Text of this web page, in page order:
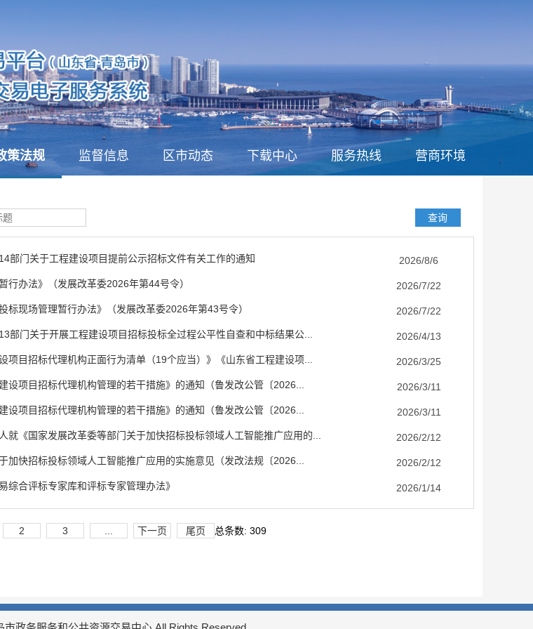
策法规 监督信息 区市动态 下载中心 服务热线 营商环境
部门关于工程建设项目提前公示招标文件有关工作的通知 2026/8/6
行办法》（发展改革委2026年第44号令） 2026/7/22
标现场管理暂行办法》（发展改革委2026年第43号令） 2026/7/22
部门关于开展工程建设项目招标投标全过程公平性自查和中标结果公... 2026/4/13
项目招标代理机构正面行为清单（19个应当）》《山东省工程建设项... 2026/3/25
设项目招标代理机构管理的若干措施》的通知（鲁发改公管〔2026... 2026/3/11
设项目招标代理机构管理的若干措施》的通知（鲁发改公管〔2026... 2026/3/11
就《国家发展改革委等部门关于加快招标投标领域人工智能推广应用的... 2026/2/12
加快招标投标领域人工智能推广应用的实施意见（发改法规〔2026... 2026/2/12
综合评标专家库和评标专家管理办法》 2026/1/14
2 3 下一页 尾页 总条数: 309